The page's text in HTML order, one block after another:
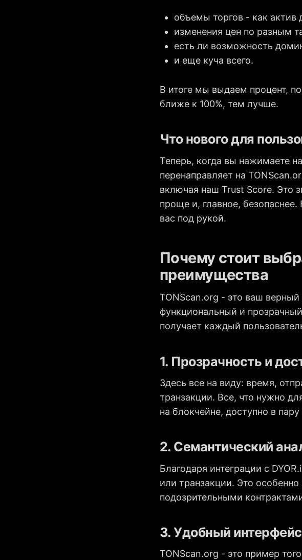
объемы торгов - как актив
изменения цен по разным
есть ли возможность
и еще куча всего.
В итоге мы выдаем процент,
ближе к 100%, тем лучше.
Что нового для
Теперь, когда вы нажимаете
перенаправляет на
включая наш Trust Score. Это
проще и, главное,
вас под рукой.
Почему стоит
преимущества
TONScan.org - это ваш
функциональный и
получает каждый
1. Прозрачность и
Здесь все на виду: время,
транзакции. Все, что нужно
на блокчейне, доступно в
2. Семантический
Благодаря интеграции с
или транзакции. Это
подозрительными
3. Удобный интерфейс
TONScan.org - это пример